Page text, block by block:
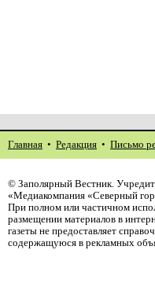
Главная • Редакция • Письмо
© Заполярный Вестник.
«Медиакомпания «Северный
При полном или частичном
размещении материалов в
газеты не предоставляет
содержащуюся в рекламных